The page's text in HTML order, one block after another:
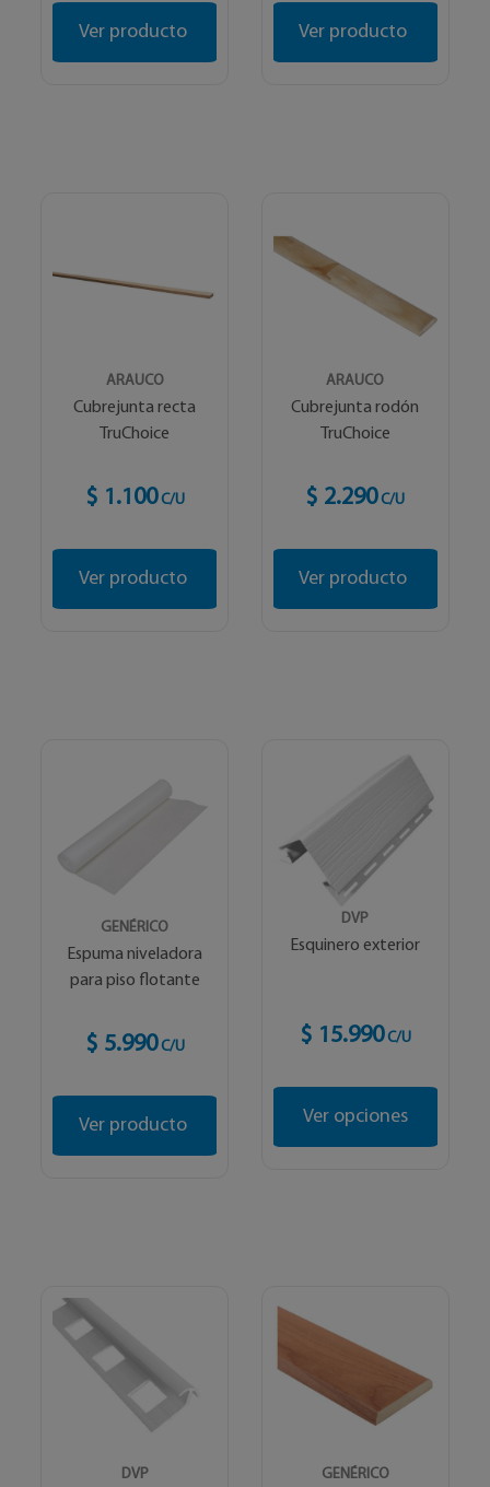
Ver producto Ver producto
ARAUCO
Cubrejunta recta
TruChoice
$ 1.100 C/U
Ver producto
ARAUCO
Cubrejunta rodón
TruChoice
$ 2.290 C/U
Ver producto
GENÉRICO
Espuma niveladora
para piso flotante
$ 5.990 C/U
Ver producto
DVP
Esquinero exterior
$ 15.990 C/U
Ver opciones
DVP GENÉRICO